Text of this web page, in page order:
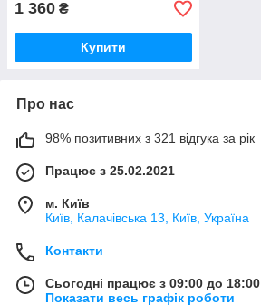
1 360 ₴
Купити
Про нас
98% позитивних з 321 відгука за рік
Працює з 25.02.2021
м. Київ
Київ, Калачівська 13, Київ, Україна
Контакти
Сьогодні працює з 09:00 до 18:00
Показати весь графік роботи